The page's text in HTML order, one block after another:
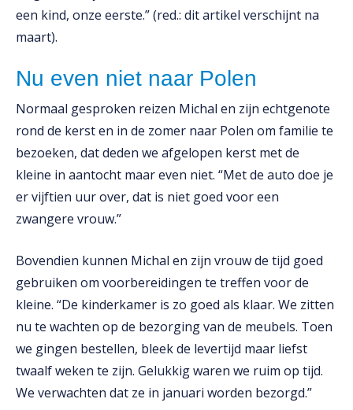
een kind, onze eerste.” (red.: dit artikel verschijnt na
maart).
Nu even niet naar Polen
Normaal gesproken reizen Michal en zijn echtgenote
rond de kerst en in de zomer naar Polen om familie te
bezoeken, dat deden we afgelopen kerst met de
kleine in aantocht maar even niet. “Met de auto doe je
er vijftien uur over, dat is niet goed voor een
zwangere vrouw.”
Bovendien kunnen Michal en zijn vrouw de tijd goed
gebruiken om voorbereidingen te treffen voor de
kleine. “De kinderkamer is zo goed als klaar. We zitten
nu te wachten op de bezorging van de meubels. Toen
we gingen bestellen, bleek de levertijd maar liefst
twaalf weken te zijn. Gelukkig waren we ruim op tijd.
We verwachten dat ze in januari worden bezorgd.”